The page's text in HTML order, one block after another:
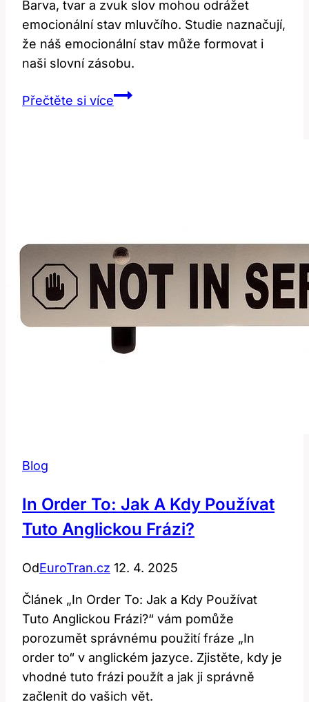
Barva, tvar a zvuk slov mohou odrážet
emocionální stav mluvčího. Studie naznačují,
že náš emocionální stav může formovat i
naši slovní zásobu.
Přečtěte si víceFeelings:
Blog
In Order To: Jak A Kdy Používat
Tuto Anglickou Frázi?
OdEuroTran.cz 12. 4. 2025
Článek „In Order To: Jak a Kdy Používat
Tuto Anglickou Frázi?“ vám pomůže
porozumět správnému použití fráze „In
order to“ v anglickém jazyce. Zjistěte, kdy je
vhodné tuto frázi použít a jak ji správně
začlenit do vašich vět.